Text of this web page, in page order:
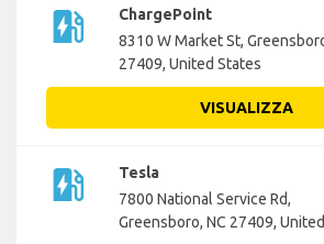
ev_station
ChargePoint
8310 W Market St,
27409, United States
VISUALIZZA
ev_station
Tesla
7800 National Service Rd,
Greensboro, NC 27409,